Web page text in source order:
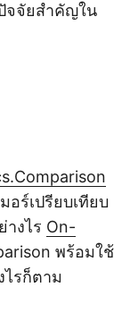
จจัยสำคัญใน
อร์เปรียบเทียบ
างไร On-
พร้อมใช้
ไรก็ตาม